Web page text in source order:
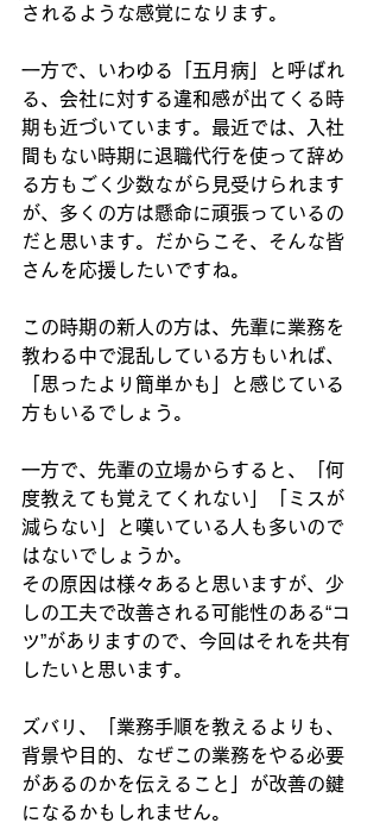
されるような感覚になります。
一方で、いわゆる「五月病」と呼ばれ
る、会社に対する違和感が出てくる時
期も近づいています。最近では、入社
間もない時期に退職代行を使って辞め
る方もごく少数ながら見受けられます
が、多くの方は懸命に頑張っているの
だと思います。だからこそ、そんな皆
さんを応援したいですね。
この時期の新人の方は、先輩に業務を
教わる中で混乱している方もいれば、
「思ったより簡単かも」と感じている
方もいるでしょう。
一方で、先輩の立場からすると、「何
度教えても覚えてくれない」「ミスが
減らない」と嘆いている人も多いので
はないでしょうか。
その原因は様々あると思いますが、少
しの工夫で改善される可能性のある“コ
ツ”がありますので、今回はそれを共有
したいと思います。
ズバリ、「業務手順を教えるよりも、
背景や目的、なぜこの業務をやる必要
があるのかを伝えること」が改善の鍵
になるかもしれません。